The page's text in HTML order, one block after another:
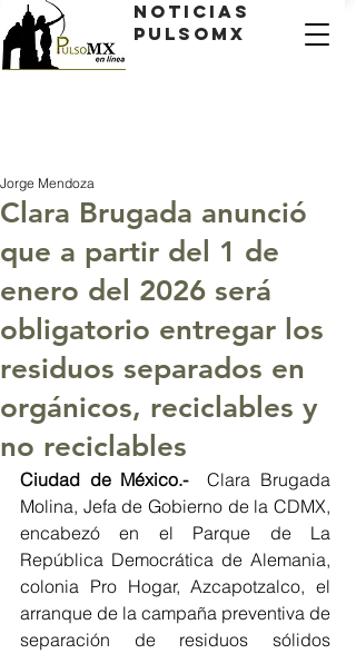
Noticias
PulsoMX
Clara Brugada anunció
que a partir del 1 de
enero del 2026 será
obligatorio entregar los
residuos separados en
orgánicos, reciclables y
no reciclables
Jorge Mendoza
Ciudad de México.- Clara Brugada
Molina, Jefa de Gobierno de la CDMX,
encabezó en el Parque de La
República Democrática de Alemania,
colonia Pro Hogar, Azcapotzalco, el
arranque de la campaña preventiva de
separación de residuos sólidos